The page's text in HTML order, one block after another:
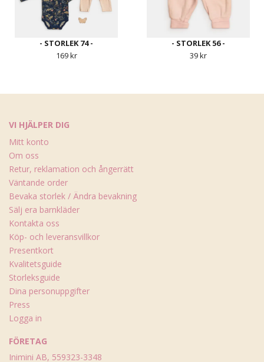
- STORLEK 74 -
169 kr
- STORLEK 56 -
39 kr
VI HJÄLPER DIG
Mitt konto
Om oss
Retur, reklamation och ångerrätt
Väntande order
Bevaka storlek / Ändra bevakning
Sälj era barnkläder
Kontakta oss
Köp- och leveransvillkor
Presentkort
Kvalitetsguide
Storleksguide
Dina personuppgifter
Press
Logga in
FÖRETAG
Inimini AB, 559323-3348